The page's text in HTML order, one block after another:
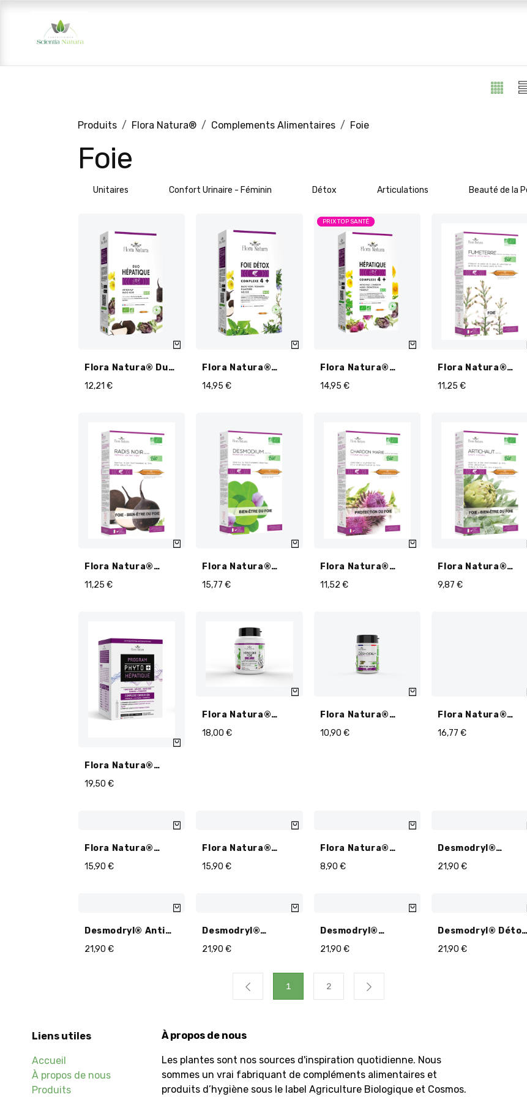
Produits Flora Natura® Complements Alimentaires Foie
Foie
Unitaires Confort Urinaire - Féminin Détox Articulations Beauté de la
Flora Natura® Duo
Ampoules
12,21 €
Flora Natura®
Détox Ampoules
14,95 €
PRIX TOP SANTÉ
PRIX TOP SANTÉ
Flora Natura®
Hépatique Bio
14,95 €
Flora Natura®
Ampoules
11,25 €
Flora Natura®
Ampoules
11,25 €
Flora Natura®
Ampoules
15,77 €
Flora Natura®
Ampoules
11,52 €
Flora Natura®
Ampoules
9,87 €
Flora Natura®
PhytoPlus:
19,50 €
Flora Natura®
Hépatique Foie BIO
18,00 €
Flora Natura®
45 Gélules
10,90 €
Flora Natura®
120 Gélules
16,77 €
Flora Natura®
Gélules
15,90 €
Flora Natura®
120 Gélules
15,90 €
Flora Natura®
45 Gélules
8,90 €
Desmodryl®
Hépatique BIO - 40
21,90 €
Desmodryl® Anti
- 40 Gélules
21,90 €
Desmodryl®
BIO - 40 Gélules
21,90 €
Desmodryl®
BIO - 40 Gélules
21,90 €
Desmodryl® Détox
Gélules
21,90 €
1 2
Liens utiles
Accueil
À propos de nous
Produits
À propos de nous
Les plantes sont nos sources d'inspiration quotidienne. Nous
sommes un vrai fabriquant de compléments alimentaires et
produits d’hygiène sous le label Agriculture Biologique et Cosmos.